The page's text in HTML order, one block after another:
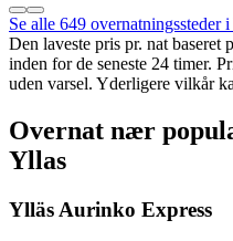
Se alle 649 overnatningssteder
Den laveste pris pr. nat baseret
inden for de seneste 24 timer.
uden varsel. Yderligere vilkår
Overnat nær
Yllas
Ylläs Aurinko Express